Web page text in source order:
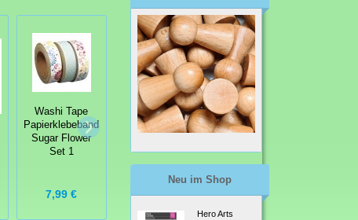
Washi Tape
Papierklebeband
Sugar Flower
Set 1
7,99 €
Washi Tape
Stripe
2,99 €
Washi Tape
Blue
2,99 €
Neu im Shop
Hero Arts